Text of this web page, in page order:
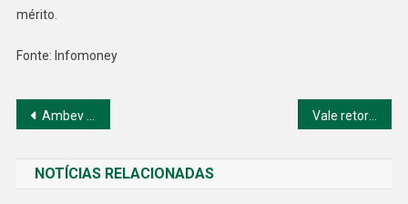
mérito.
Fonte: Infomoney
Navegação
Post
Ambev tem custos que podem impactar de novo a companhia no 2º tri
NOTÍCIAS RELACIONADAS